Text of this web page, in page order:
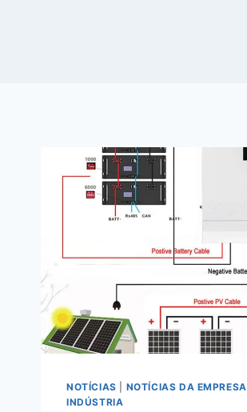
NOTÍCIAS NOTÍCIAS DA EMPRESA
INDÚSTRIA